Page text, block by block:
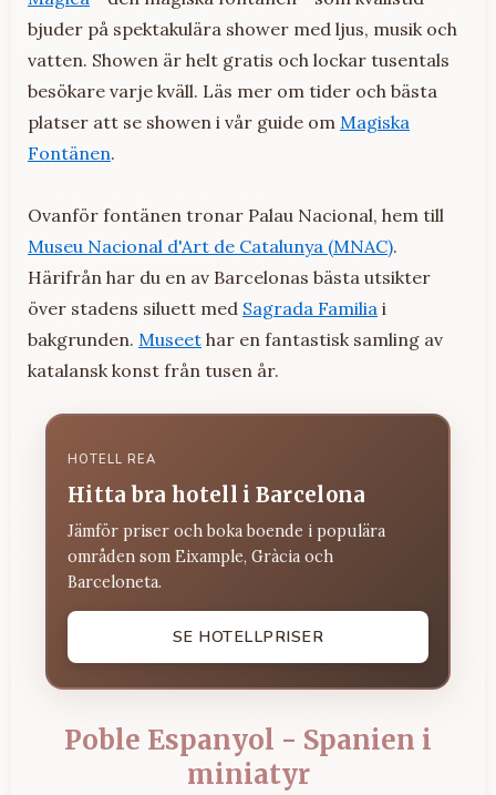
bjuder på spektakulära shower med ljus, musik och
vatten. Showen är helt gratis och lockar tusentals
besökare varje kväll. Läs mer om tider och bästa
platser att se showen i vår guide om Magiska
Fontänen.
Ovanför fontänen tronar Palau Nacional, hem till
Museu Nacional d'Art de Catalunya (MNAC).
Härifrån har du en av Barcelonas bästa utsikter
över stadens siluett med Sagrada Familia i
bakgrunden. Museet har en fantastisk samling av
katalansk konst från tusen år.
HOTELL REA
Hitta bra hotell i Barcelona
Jämför priser och boka boende i populära
områden som Eixample, Gràcia och
Barceloneta.
SE HOTELLPRISER
Poble Espanyol - Spanien i
miniatyr